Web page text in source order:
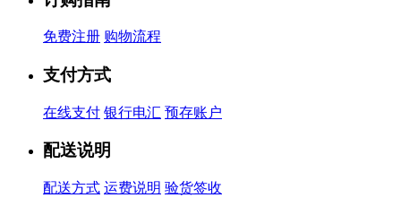
免费注册 购物流程
支付方式
在线支付 银行电汇 预存账户
配送说明
配送方式 运费说明 验货签收